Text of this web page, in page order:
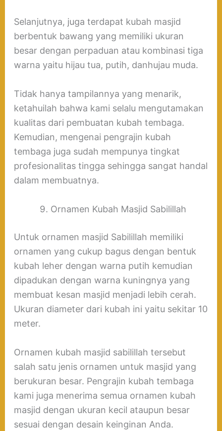
Selanjutnya, juga terdapat kubah masjid
berbentuk bawang yang memiliki ukuran
besar dengan perpaduan atau kombinasi tiga
warna yaitu hijau tua, putih, danhujau muda.
Tidak hanya tampilannya yang menarik,
ketahuilah bahwa kami selalu mengutamakan
kualitas dari pembuatan kubah tembaga.
Kemudian, mengenai pengrajin kubah
tembaga juga sudah mempunya tingkat
profesionalitas tingga sehingga sangat handal
dalam membuatnya.
Ornamen Kubah Masjid Sabilillah
Untuk ornamen masjid Sabilillah memiliki
ornamen yang cukup bagus dengan bentuk
kubah leher dengan warna putih kemudian
dipadukan dengan warna kuningnya yang
membuat kesan masjid menjadi lebih cerah.
Ukuran diameter dari kubah ini yaitu sekitar 10
meter.
Ornamen kubah masjid sabilillah tersebut
salah satu jenis ornamen untuk masjid yang
berukuran besar. Pengrajin kubah tembaga
kami juga menerima semua ornamen kubah
masjid dengan ukuran kecil ataupun besar
sesuai dengan desain keinginan Anda.